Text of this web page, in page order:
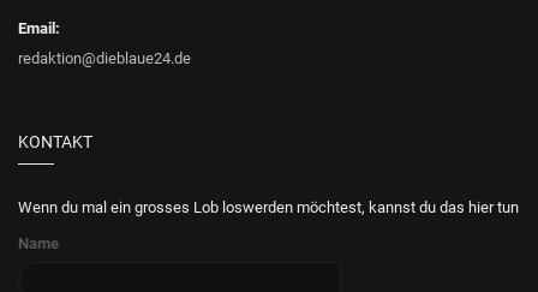
Email:
redaktion@dieblaue24.de
KONTAKT
Wenn du mal ein grosses Lob loswerden möchtest, kannst du das hier tun
Name